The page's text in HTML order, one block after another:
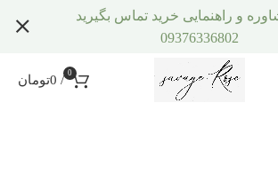
0
/
0تومان
و راهنمایی خرید تماس بگیرید
09376336802